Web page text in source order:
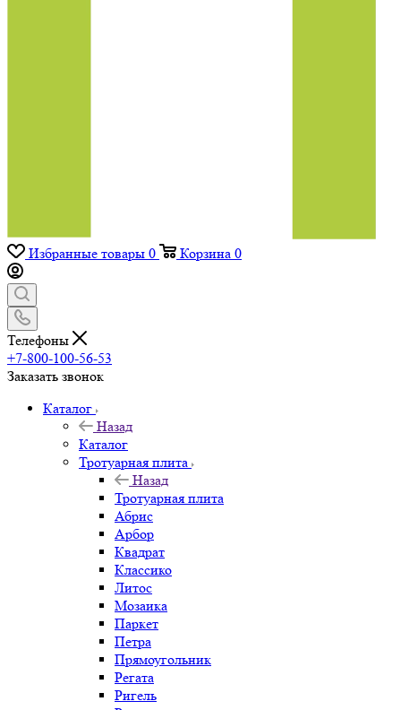
Избранные товары 0 Корзина 0
Телефоны
+7-800-100-56-53
Заказать звонок
Каталог
Назад
Каталог
Тротуарная плита
Назад
Тротуарная плита
Абрис
Арбор
Квадрат
Классико
Литос
Мозаика
Паркет
Петра
Прямоугольник
Регата
Ригель